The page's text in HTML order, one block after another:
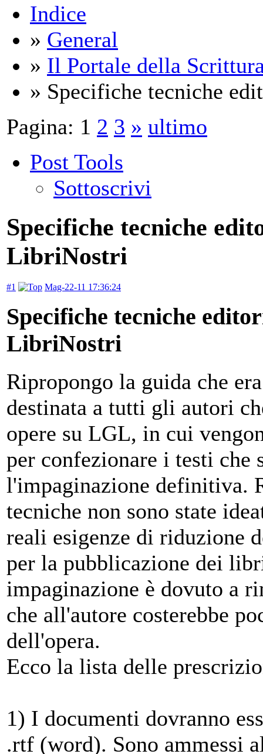
Indice
» General
» Il Portale della
» Specifiche tecniche
Pagina: 1 2 3 » ultimo
Post Tools
Sottoscrivi
Specifiche tecniche
LibriNostri
#1 Mag-22-11 17:36:24
Specifiche tecniche
LibriNostri
Ripropongo la guida che
destinata a tutti gli autori
opere su LGL, in cui
per confezionare i testi
l'impaginazione definitiva.
tecniche non sono state
reali esigenze di riduzione
per la pubblicazione dei
impaginazione è dovuto a
che all'autore costerebbe
dell'opera.
Ecco la lista delle
1) I documenti dovranno
.rtf (word). Sono ammessi